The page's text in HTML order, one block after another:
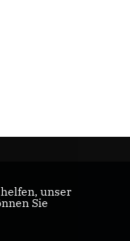
unser
Sie